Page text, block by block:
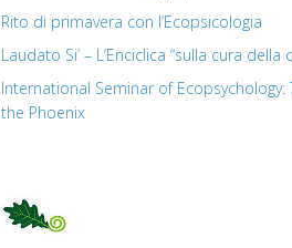
Rito di primavera con l’Ecopsicologia
Laudato Si’ – L’Enciclica “sulla cura della
International Seminar of Ecopsychology:
the Phoenix